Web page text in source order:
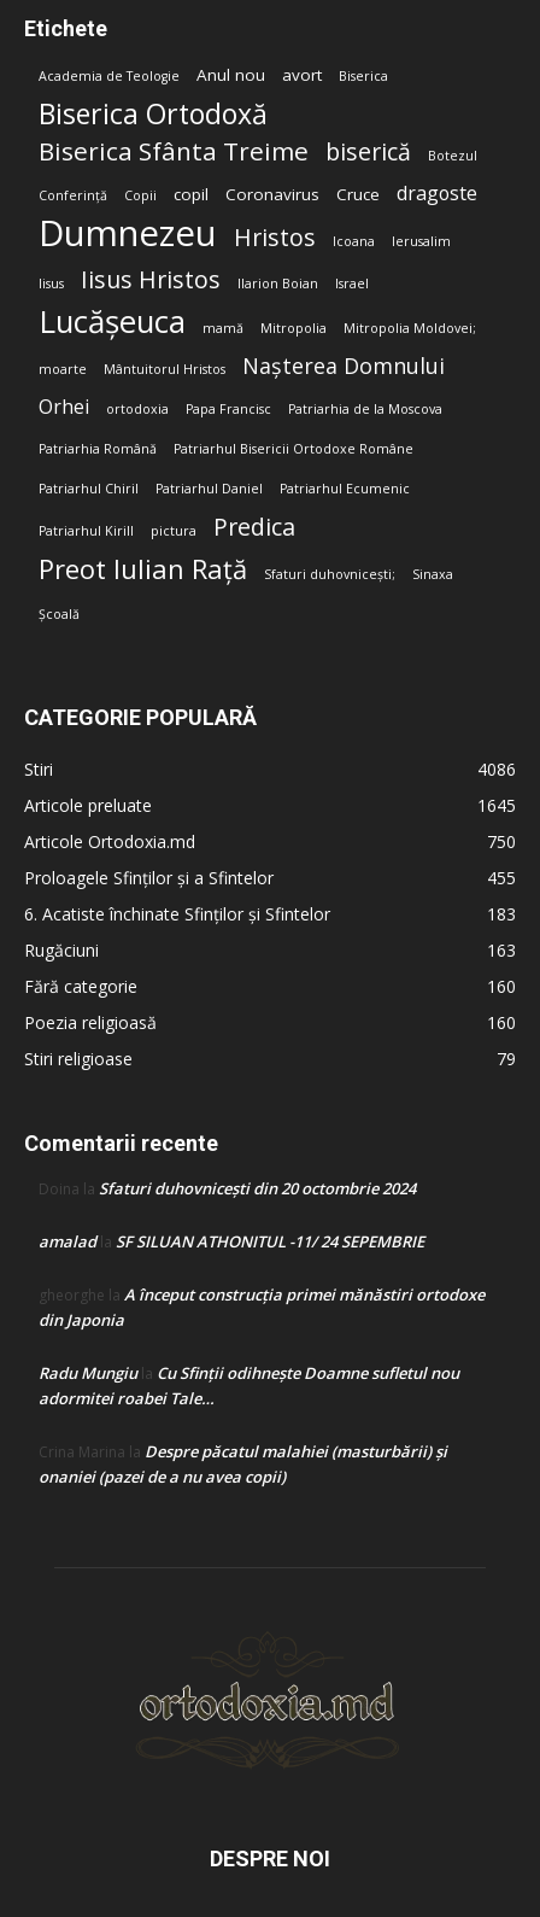
Etichete
Academia de Teologie Anul nou avort Biserica
Biserica Ortodoxă
Biserica Sfânta Treime biserică Botezul
Conferință Copii copil Coronavirus Cruce dragoste
Dumnezeu Hristos Icoana Ierusalim
Iisus Iisus Hristos Ilarion Boian Israel
Lucășeuca mamă Mitropolia Mitropolia Moldovei;
moarte Mântuitorul Hristos Nașterea Domnului
Orhei ortodoxia Papa Francisc Patriarhia de la Moscova
Patriarhia Română Patriarhul Bisericii Ortodoxe Române
Patriarhul Chiril Patriarhul Daniel Patriarhul Ecumenic
Patriarhul Kirill pictura Predica
Preot Iulian Rață Sfaturi duhovnicești; Sinaxa
Școală
CATEGORIE POPULARĂ
Stiri
4086
Articole preluate
1645
Articole Ortodoxia.md
750
Proloagele Sfinților și a Sfintelor
455
6. Acatiste închinate Sfinților și Sfintelor
183
Rugăciuni
163
Fără categorie
160
Poezia religioasă
160
Stiri religioase
79
Comentarii recente
Doina la Sfaturi duhovnicești din 20 octombrie 2024
amaladla SF SILUAN ATHONITUL -11/ 24 SEPEMBRIE
gheorghe la A început construcţia primei mănăstiri ortodoxe
din Japonia
Radu Mungiula Cu Sfinții odihnește Doamne sufletul nou
adormitei roabei Tale…
Crina Marina la Despre păcatul malahiei (masturbării) şi
onaniei (pazei de a nu avea copii)
DESPRE NOI